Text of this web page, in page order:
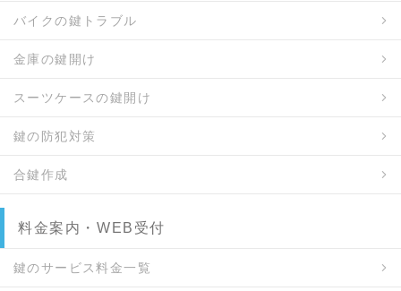
バイクの鍵トラブル
金庫の鍵開け
スーツケースの鍵開け
鍵の防犯対策
合鍵作成
料金案内・WEB受付
鍵のサービス料金一覧